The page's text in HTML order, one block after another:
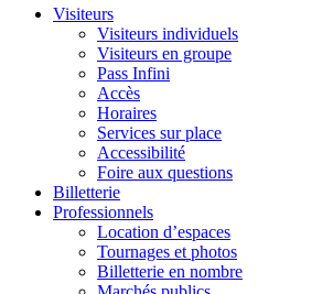
Visiteurs
Visiteurs individuels
Visiteurs en groupe
Pass Infini
Accès
Horaires
Services sur place
Accessibilité
Foire aux questions
Billetterie
Professionnels
Location d’espaces
Tournages et photos
Billetterie en nombre